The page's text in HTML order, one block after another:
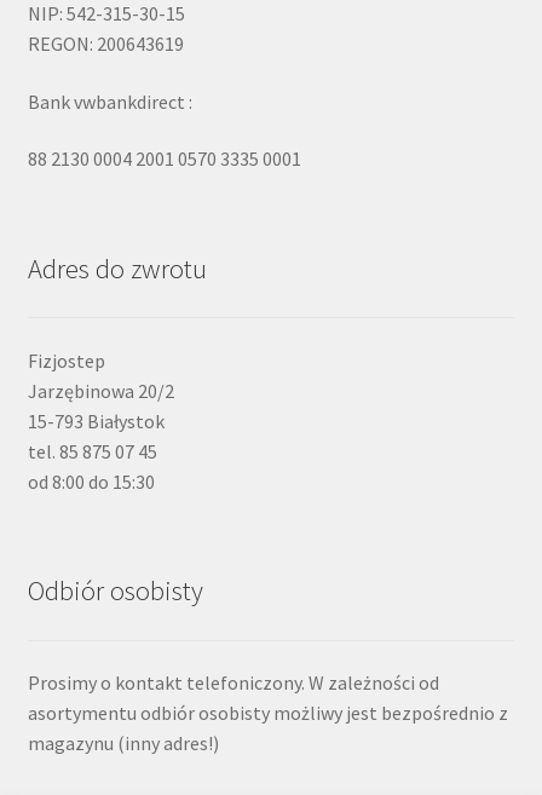
NIP: 542-315-30-15
REGON: 200643619
Bank vwbankdirect :
88 2130 0004 2001 0570 3335 0001
Adres do zwrotu
Fizjostep
Jarzębinowa 20/2
15-793 Białystok
tel. 85 875 07 45
od 8:00 do 15:30
Odbiór osobisty
Prosimy o kontakt telefoniczony. W zależności od
asortymentu odbiór osobisty możliwy jest bezpośrednio z
magazynu (inny adres!)